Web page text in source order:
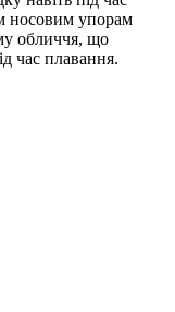
носовим упорам
обличчя, що
час плавання.